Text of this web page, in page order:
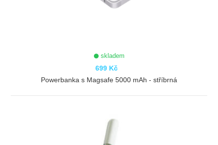
skladem
699 Kč
Powerbanka s Magsafe 5000 mAh - stříbrná